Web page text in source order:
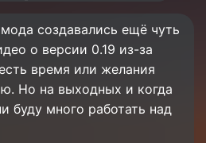
создавались ещё чуть
о версии 0.19 из-за
время или желания
Но на выходных и когда
буду много работать над